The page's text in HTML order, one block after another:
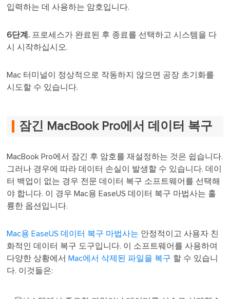
입력하는 데 사용하는 암호입니다.
6단계. 프로세스가 완료된 후 종료를 선택하고 시스템을 다
시 시작하십시오.
Mac 터미널이 정상적으로 작동하지 않으면 공장 초기화를
시도할 수 있습니다.
잠긴 MacBook Pro에서 데이터 복구
MacBook Pro에서 잠긴 후 암호를 재설정하는 것은 쉽습니다.
그러나 경우에 따라 데이터 손실이 발생할 수 있습니다. 데이
터 백업이 없는 경우 전문 데이터 복구 소프트웨어를 선택해
야 합니다. 이 경우 Mac용 EaseUS 데이터 복구 마법사는 훌
륭한 옵션입니다.
Mac용 EaseUS 데이터 복구 마법사는 안정적이고 사용자 친
화적인 데이터 복구 도구입니다. 이 소프트웨어를 사용하여
다양한 상황에서Mac에서 삭제된 파일을 복구 할 수 있습니
다. 이것들은: